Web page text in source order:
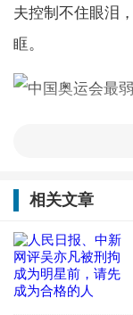
夫控制不住眼泪
眶。
奥运会选手年
请，那么经过批
一，设定年龄下
因为一些体育项
相关文章